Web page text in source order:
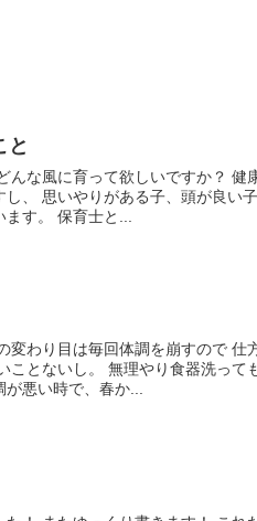
と
欲しいですか？ 健康であればそれで良い、とい
、 思いやりがある子、頭が良い子
れぞれ、想いをお持ちだと思います。 保育士と...
が悪い時で、春か...